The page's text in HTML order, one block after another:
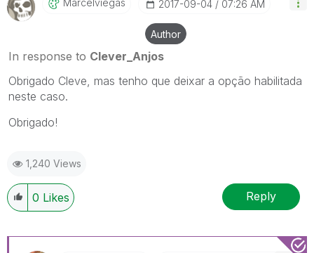
‎2017-09-04 07:26 AM
Author
In response to Clever_Anjos
Obrigado Cleve, mas tenho que deixar a opção habilitada
neste caso.
Obrigado!
1,240 Views
0 Likes Reply